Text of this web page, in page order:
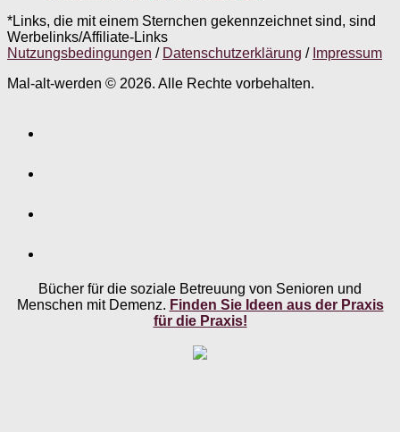
*Links, die mit einem Sternchen gekennzeichnet sind, sind
Werbelinks/Affiliate-Links
Nutzungsbedingungen / Datenschutzerklärung / Impressum
Mal-alt-werden © 2026. Alle Rechte vorbehalten.
Bücher für die soziale Betreuung von Senioren und
Menschen mit Demenz. Finden Sie Ideen aus der Praxis
für die Praxis!